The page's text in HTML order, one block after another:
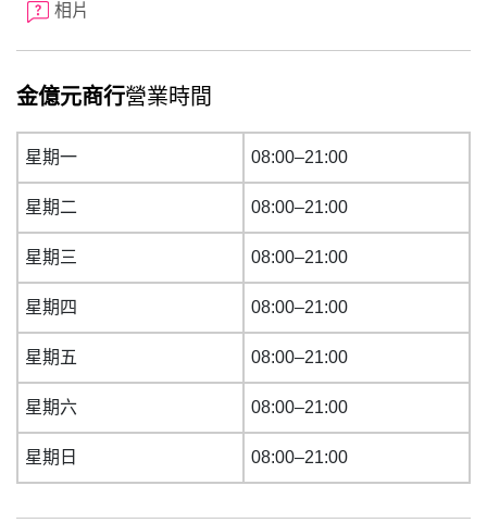
相片
金億元商行營業時間
星期一 08:00–21:00
星期二 08:00–21:00
星期三 08:00–21:00
星期四 08:00–21:00
星期五 08:00–21:00
星期六 08:00–21:00
星期日 08:00–21:00